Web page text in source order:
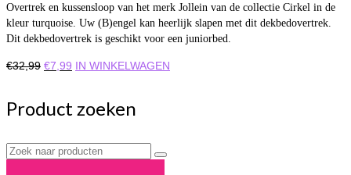
Overtrek en kussensloop van het merk Jollein van de collectie Cirkel in de
kleur turquoise. Uw (B)engel kan heerlijk slapen met dit dekbedovertrek.
Dit dekbedovertrek is geschikt voor een juniorbed.
€32,99 Oorspronkelijke
€32,99.
€7,99 Huidige
€7,99.
IN WINKELWAGEN
Product zoeken
Zoek